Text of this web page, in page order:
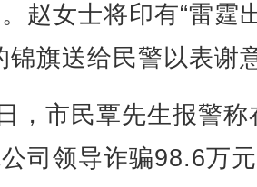
赵女士将印有“雷霆
锦旗送给民警以表谢
市民覃先生报警称
司领导诈骗98.6万